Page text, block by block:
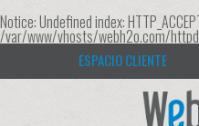
Notice: Undefined index:
/var/www/vhosts/webh2o.com/
ESPACIO CLIENTE